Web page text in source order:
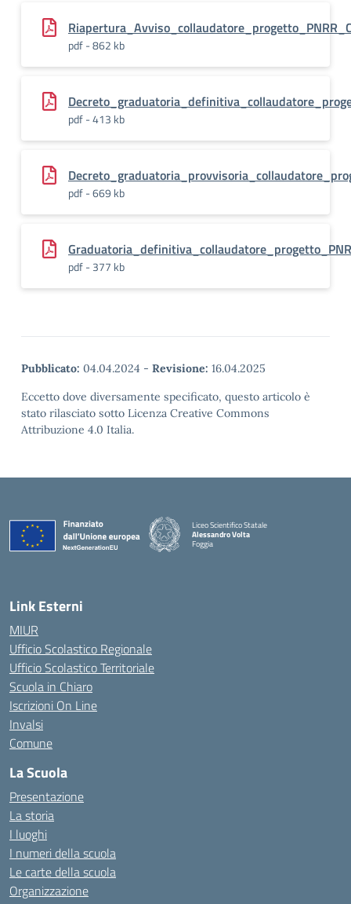
pdf - 862 kb
pdf - 413 kb
pdf - 669 kb
pdf - 377 kb
Pubblicato: 04.04.2024 - Revisione: 16.04.2025
Eccetto dove diversamente specificato, questo articolo è
stato rilasciato sotto Licenza Creative Commons
Attribuzione 4.0 Italia.
Liceo Scientifico Statale
Alessandro Volta
Foggia
— Visita la pagina iniziale della scuola
Link Esterni
MIUR
Ufficio Scolastico Regionale
Ufficio Scolastico Territoriale
Scuola in Chiaro
Iscrizioni On Line
Invalsi
Comune
La Scuola
Presentazione
La storia
I luoghi
I numeri della scuola
Le carte della scuola
Organizzazione